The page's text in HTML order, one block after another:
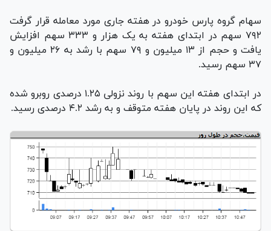
سهام گروه پارس خودرو در هفته جاری مورد معامله قرار گرفت
۷۹۲ سهم در ابتدای هفته به یک هزار و ۳۳۳ سهم افزایش
یافت و حجم از ۱۳ میلیون و ۷۹ سهم با رشد به ۲۶ میلیون و
۳۷ سهم رسید.
در ابتدای هفته این سهم با روند نزولی ۱.۲۵ درصدی روبرو شده
که این روند در پایان هفته متوقف و به رشد ۴.۲ درصدی رسید.